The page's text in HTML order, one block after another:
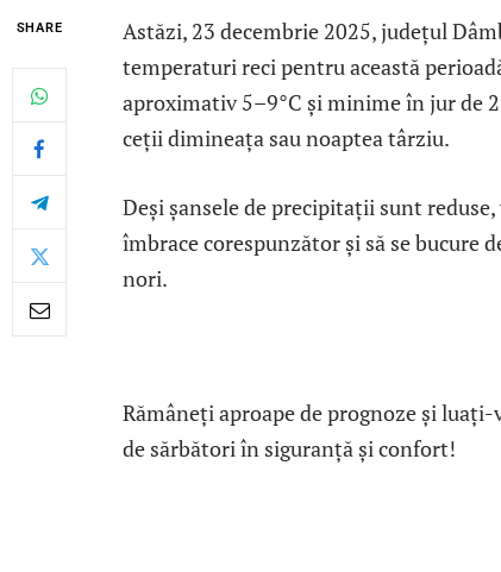
SHARE
Astăzi, 23 decembrie 2025, județul
temperaturi reci pentru această
aproximativ 5–9°C și minime în jur de
ceții dimineața sau noaptea târziu.
Deși șansele de precipitații sunt
îmbrace corespunzător și să se bucure
nori.
Rămâneți aproape de prognoze și
de sărbători în siguranță și confort!